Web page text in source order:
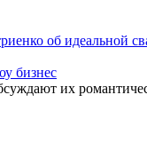
об идеальной
бизнес
их